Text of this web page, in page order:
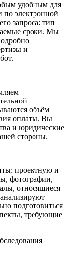
удобным для
по электронной
запроса: тип
сроки. Мы
и
объём
оплаты. Вы
и юридические
стороны.
проектную и
фотографии,
относящиеся
подготовиться
требующие